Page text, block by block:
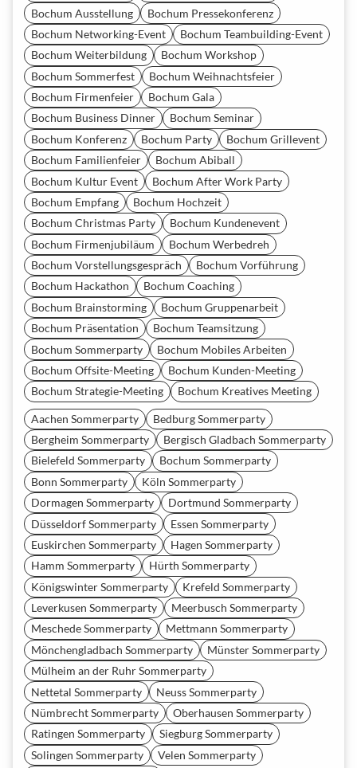
Bochum Ausstellung
Bochum Pressekonferenz
Bochum Networking-Event
Bochum Teambuilding-Event
Bochum Weiterbildung
Bochum Workshop
Bochum Sommerfest
Bochum Weihnachtsfeier
Bochum Firmenfeier
Bochum Gala
Bochum Business Dinner
Bochum Seminar
Bochum Konferenz
Bochum Party
Bochum Grillevent
Bochum Familienfeier
Bochum Abiball
Bochum Kultur Event
Bochum After Work Party
Bochum Empfang
Bochum Hochzeit
Bochum Christmas Party
Bochum Kundenevent
Bochum Firmenjubiläum
Bochum Werbedreh
Bochum Vorstellungsgespräch
Bochum Vorführung
Bochum Hackathon
Bochum Coaching
Bochum Brainstorming
Bochum Gruppenarbeit
Bochum Präsentation
Bochum Teamsitzung
Bochum Sommerparty
Bochum Mobiles Arbeiten
Bochum Offsite-Meeting
Bochum Kunden-Meeting
Bochum Strategie-Meeting
Bochum Kreatives Meeting
Aachen Sommerparty
Bedburg Sommerparty
Bergheim Sommerparty
Bergisch Gladbach Sommerparty
Bielefeld Sommerparty
Bochum Sommerparty
Bonn Sommerparty
Köln Sommerparty
Dormagen Sommerparty
Dortmund Sommerparty
Düsseldorf Sommerparty
Essen Sommerparty
Euskirchen Sommerparty
Hagen Sommerparty
Hamm Sommerparty
Hürth Sommerparty
Königswinter Sommerparty
Krefeld Sommerparty
Leverkusen Sommerparty
Meerbusch Sommerparty
Meschede Sommerparty
Mettmann Sommerparty
Mönchengladbach Sommerparty
Münster Sommerparty
Mülheim an der Ruhr Sommerparty
Nettetal Sommerparty
Neuss Sommerparty
Nümbrecht Sommerparty
Oberhausen Sommerparty
Ratingen Sommerparty
Siegburg Sommerparty
Solingen Sommerparty
Velen Sommerparty